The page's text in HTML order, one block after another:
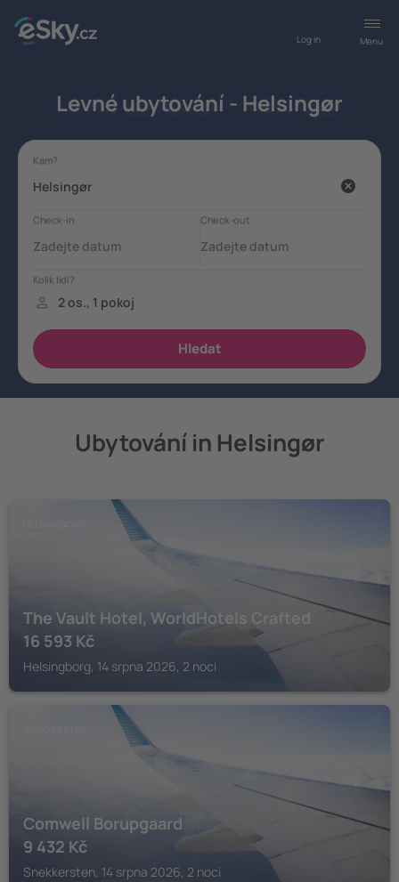
Menu
Log in
Levné ubytování - Helsingør
Ubytování in Helsingør
The Vault Hotel, WorldHotels Crafted
16 593 Kč
Helsingborg, 14 srpna 2026, 2 noci
Comwell Borupgaard
9 432 Kč
Snekkersten, 14 srpna 2026, 2 noci